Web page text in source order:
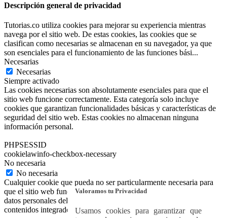
Valoramos tu Privacidad
Usamos cookies para garantizar que
Descripción general de privacidad
Tutorias.co utiliza cookies para mejorar su experiencia mientras
navega por el sitio web. De estas cookies, las cookies que se
clasifican como necesarias se almacenan en su navegador, ya que
son esenciales para el funcionamiento de las funciones bási...
Necesarias
Necesarias
Siempre activado
Las cookies necesarias son absolutamente esenciales para que el
sitio web funcione correctamente. Esta categoría solo incluye
cookies que garantizan funcionalidades básicas y características de
seguridad del sitio web. Estas cookies no almacenan ninguna
información personal.
PHPSESSID
cookielawinfo-checkbox-necessary
No necesaria
No necesaria
Cualquier cookie que pueda no ser particularmente necesaria para
que el sitio web funcione y se utilice específicamente para recopilar
datos personales del usuario a través de análisis, anuncios y otros
contenidos integrados se denomina cookie no necesaria.